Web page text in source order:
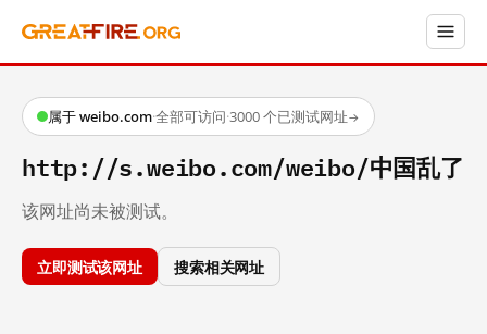
属于 weibo.com·全部可访问·3000 个已测试网址→
http://s.weibo.com/weibo/中国乱了
该网址尚未被测试。
立即测试该网址 搜索相关网址